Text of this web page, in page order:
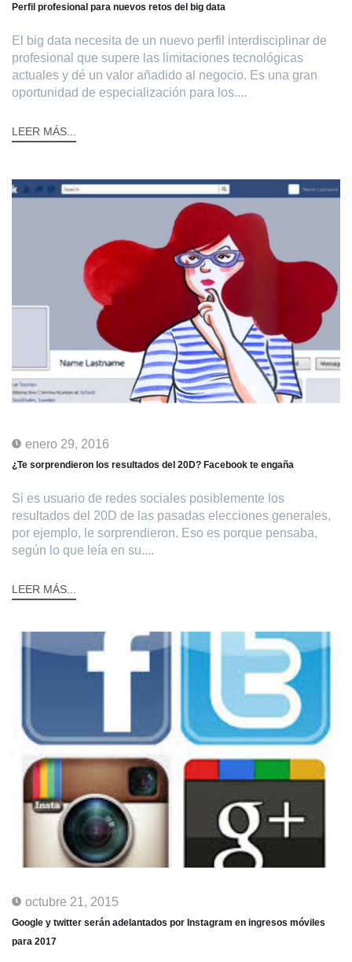
Perfil profesional para nuevos retos del big data
El big data necesita de un nuevo perfil interdisciplinar de
profesional que supere las limitaciones tecnológicas
actuales y dé un valor añadido al negocio. Es una gran
oportunidad de especialización para los....
LEER MÁS...
enero 29, 2016
¿Te sorprendieron los resultados del 20D? Facebook te engaña
Si es usuario de redes sociales posiblemente los
resultados del 20D de las pasadas elecciones generales,
por ejemplo, le sorprendieron. Eso es porque pensaba,
según lo que leía en su....
LEER MÁS...
octubre 21, 2015
Google y twitter serán adelantados por Instagram en ingresos móviles
para 2017